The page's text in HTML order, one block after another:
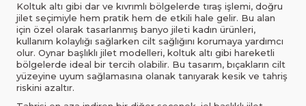
Koltuk altı gibi dar ve kıvrımlı bölgelerde tıraş işlemi, doğru
jilet seçimiyle hem pratik hem de etkili hale gelir. Bu alan
için özel olarak tasarlanmış banyo jileti kadın ürünleri,
kullanım kolaylığı sağlarken cilt sağlığını korumaya yardımcı
olur. Oynar başlıklı jilet modelleri, koltuk altı gibi hareketli
bölgelerde ideal bir tercih olabilir. Bu tasarım, bıçakların cilt
yüzeyine uyum sağlamasına olanak tanıyarak kesik ve tahriş
riskini azaltır.